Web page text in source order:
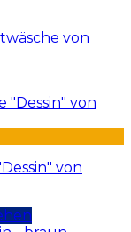
von
von